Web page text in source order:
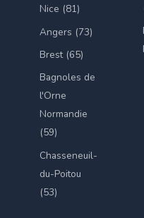
Nice (81)
Angers (73)
Brest (65)
Bagnoles de
l'Orne
Normandie
(59)
Chasseneuil-
du-Poitou
(53)